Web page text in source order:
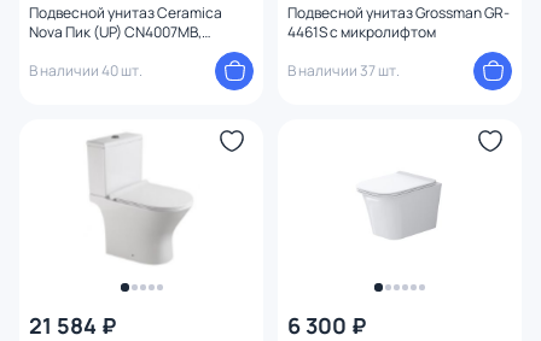
Подвесной унитаз Ceramica
Nova Пик (UP) CN4007MB,
В наличии 40 шт.
Подвесной унитаз Grossman GR-
4461S с микролифтом
В наличии 37 шт.
21 584 ₽ 6 300 ₽
Высота (см)